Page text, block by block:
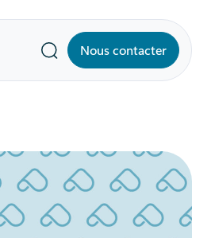
Recherche
Nous contacter